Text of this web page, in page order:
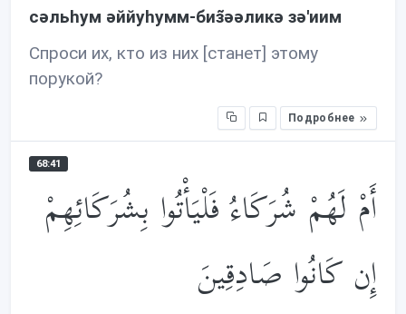
сəльhум əййуhумм-биз̃əəликə зə'иим
Спроси их, кто из них [станет] этому
порукой?
Подробнее
68:41
أَمْ لَهُمْ شُرَكَاءُ فَلْيَأْتُوا بِشُرَكَائِهِمْ
إِن كَانُوا صَادِقِينَ